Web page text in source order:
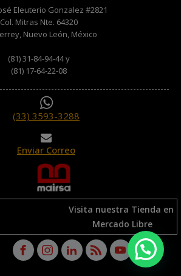
Eleuterio Gonzalez #2821
Col. Mitras Nte. 64320
Nuevo León, México
(81) 31-84-94-44 y
(81) 17-64-22-08
(33) 3593-3288
Enviar Correo
Visita nuestra Tienda en
Mercado Libre